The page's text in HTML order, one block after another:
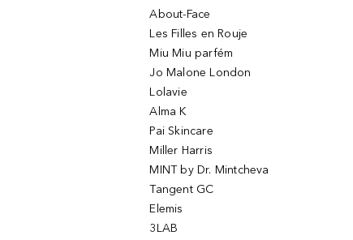
About-Face
Les Filles en Rouje
Miu Miu parfém
Jo Malone London
Lolavie
Alma K
Pai Skincare
Miller Harris
MINT by Dr. Mintcheva
Tangent GC
Elemis
3LAB